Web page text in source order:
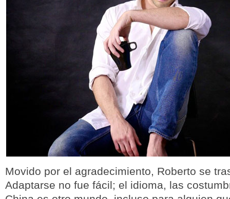
Movido por el agradecimiento, Roberto se
Adaptarse no fue fácil; el idioma, las